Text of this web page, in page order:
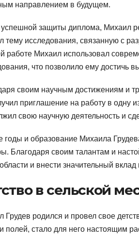
направлением в будущем.
защиты диплома, Михаил
тему исследования, связанную с
работе Михаил использовал
что позволило ему достичь
своим научным достижениям и
приглашение на работу в одну
свою научную деятельность и
годы и образование Михаила
Благодаря своим талантам и
и внести значительный
в сельской
Грудев родился и провел свое
полей, стало для него настоящим